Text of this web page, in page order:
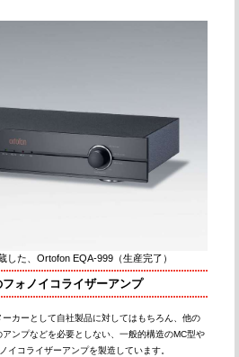
した、Ortofon EQA-999（生産完了）
ォノイコライザーアンプ
カーとして自社製品に対してはもちろん、他の
ンプなどを必要としない、一般的構造のMC型や
イコライザーアンプを製造しています。